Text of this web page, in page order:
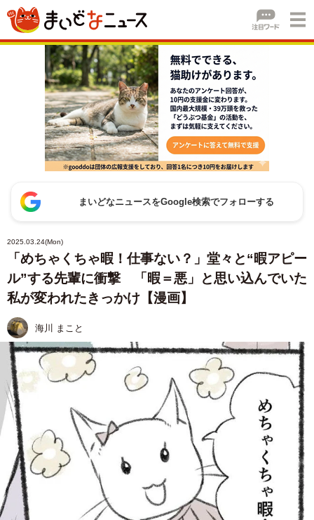
まいどなニュースをGoogle検索でフォローする
2025.03.24(Mon)
「めちゃくちゃ暇！仕事ない？」堂々と“暇アピー
ル”する先輩に衝撃 「暇＝悪」と思い込んでいた
私が変われたきっかけ【漫画】
海川 まこと